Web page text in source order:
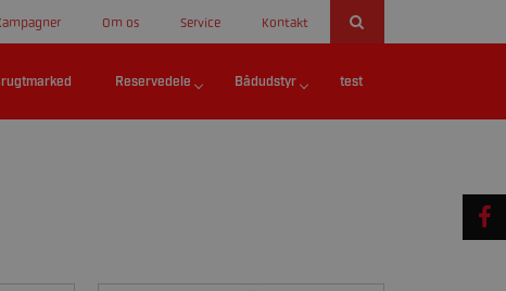
Om os Service Kontakt
Reservedele Bådudstyr test